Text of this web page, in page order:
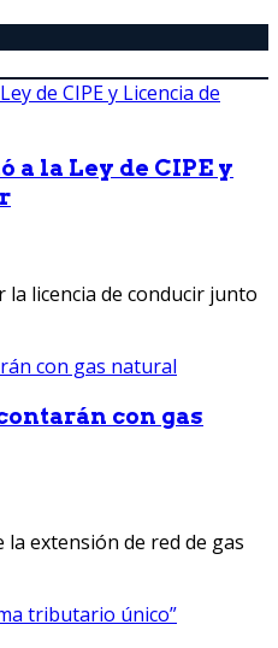
a la Ley de CIPE y
licencia de conducir junto
con gas
extensión de red de gas